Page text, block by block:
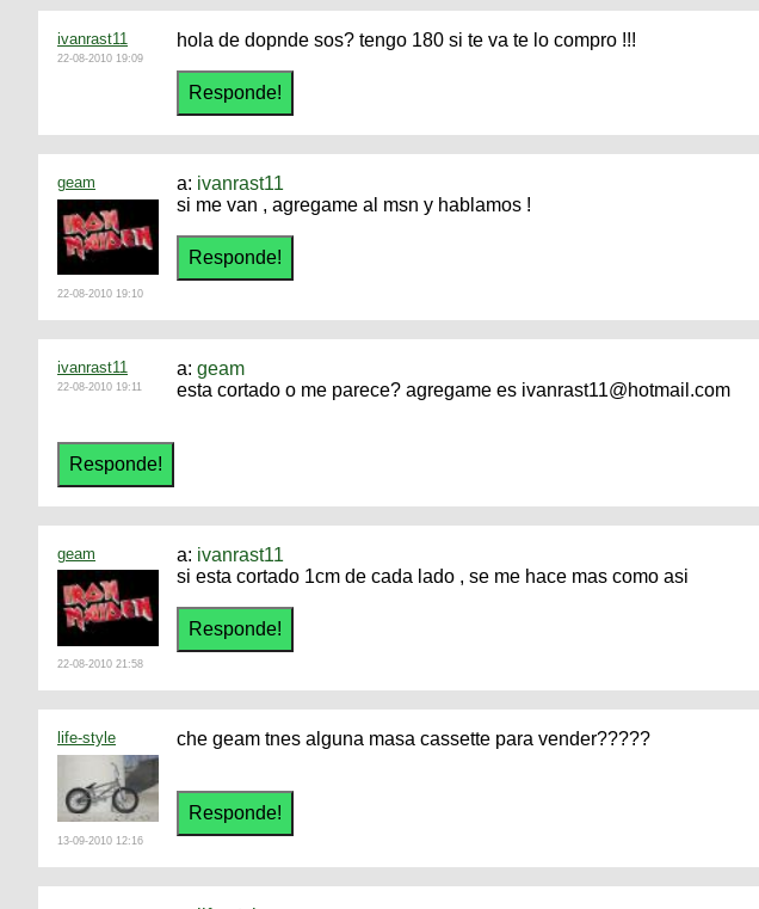
ivanrast11
22-08-2010 19:09
hola de dopnde sos? tengo 180 si te va te lo compro !!!
geam
22-08-2010 19:10
a: ivanrast11
si me van , agregame al msn y hablamos !
ivanrast11
22-08-2010 19:11
a: geam
esta cortado o me parece? agregame es ivanrast11@hotmail.com
geam
22-08-2010 21:58
a: ivanrast11
si esta cortado 1cm de cada lado , se me hace mas como asi
life-style
13-09-2010 12:16
che geam tnes alguna masa cassette para vender?????